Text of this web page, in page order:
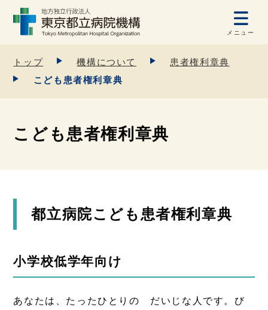
メニュー
トップ 機構について
患者権利章典
こども患者権利章典
こども患者権利章典
都立病院こども患者権利章典
小学校低学年向け
あなたは、たったひとりの だいじな人です。び